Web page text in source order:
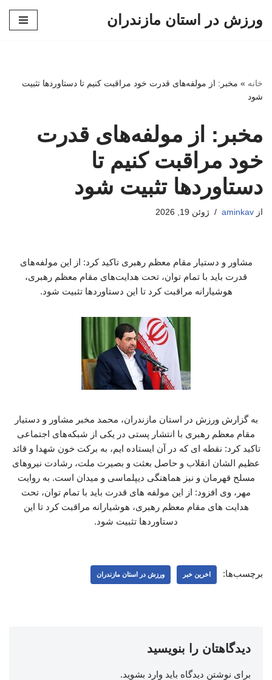
ورزش در استان مازندران
خانه » مخبر: از مولفه‌های قدرت خود مراقبت کنیم تا دستاوردها تثبیت
شود
مخبر: از مولفه‌های قدرت
خود مراقبت کنیم تا
دستاوردها تثبیت شود
از aminkav ژوئن 19, 2026
مشاور و دستیار مقام معظم رهبری تاکید کرد: از این مولفه‌های
قدرت باید با تمام توان، تحت هدایت‌های مقام معظم رهبری،
هوشیارانه مراقبت کرد تا این دستاوردها تثبیت شود.
به گزارش ورزش در استان مازندران، محمد مخبر مشاور و دستیار
مقام معظم رهبری با انتشار پستی در یکی از شبکه‌های اجتماعی
تاکید کرد: نقطه ای که در آن ایستاده ایم، به برکت خون شهدا و قائد
عظیم الشان انقلاب و حاصل بعثت و بصیرت ملت، رشادت نیروهای
مسلح قهرمان و نیز هماهنگی دیپلماسی و میدان است. به روایت
مهر، وی افزود: از این مولفه های قدرت باید با تمام توان، تحت
هدایت های مقام معظم رهبری، هوشیارانه مراقبت کرد تا این
دستاوردها تثبیت شود.
برچسب‌ها: اخرین خبر ورزش در استان مازندران
دیدگاهتان را بنویسید
برای نوشتن دیدگاه باید وارد بشوید.